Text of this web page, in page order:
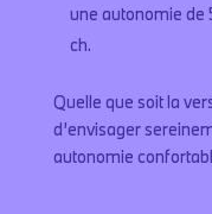
une autonomie de
ch.
Quelle que soit la
d’envisager
autonomie